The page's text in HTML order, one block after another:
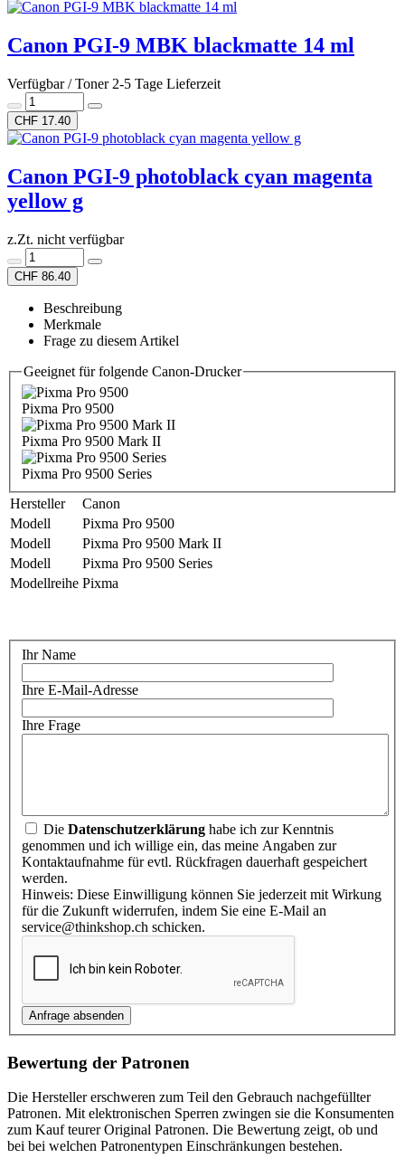
Canon PGI-9 MBK blackmatte 14 ml
Verfügbar / Toner 2-5 Tage Lieferzeit
CHF 17.40
Canon PGI-9 photoblack cyan magenta
yellow g
z.Zt. nicht verfügbar
CHF 86.40
Beschreibung
Merkmale
Frage zu diesem Artikel
Geeignet für folgende Canon-Drucker
Pixma Pro 9500
Pixma Pro 9500 Mark II
Pixma Pro 9500 Series
Hersteller
Canon
Modell
Pixma Pro 9500
Modell
Pixma Pro 9500 Mark II
Modell
Pixma Pro 9500 Series
Modellreihe Pixma
Ihr Name
Ihre E-Mail-Adresse
Ihre Frage
Die Datenschutzerklärung habe ich zur Kenntnis
genommen und ich willige ein, das meine Angaben zur
Kontaktaufnahme für evtl. Rückfragen dauerhaft gespeichert
werden.
Hinweis: Diese Einwilligung können Sie jederzeit mit Wirkung
für die Zukunft widerrufen, indem Sie eine E-Mail an
service@thinkshop.ch schicken.
Bewertung der Patronen
Die Hersteller erschweren zum Teil den Gebrauch nachgefüllter
Patronen. Mit elektronischen Sperren zwingen sie die Konsumenten
zum Kauf teurer Original Patronen. Die Bewertung zeigt, ob und
bei bei welchen Patronentypen Einschränkungen bestehen.